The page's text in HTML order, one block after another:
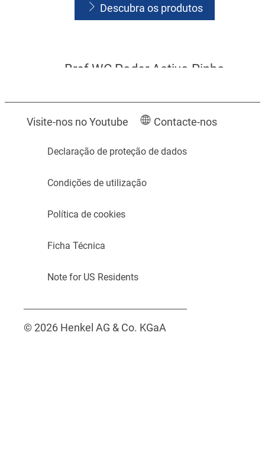
Descubra os produtos
Bref WC Poder Activo Pinho
Descubra os produtos
Descubra os produtos
Descubra os produtos
Visite-nos no Youtube Contacte-nos
Declaração de proteção de dados
Condições de utilização
Política de cookies
Ficha Técnica
Note for US Residents
© 2026 Henkel AG & Co. KGaA